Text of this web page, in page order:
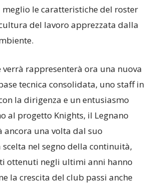
le caratteristiche del roster
del lavoro apprezzata dalla
verrà rappresenterà ora una nuova
tecnica consolidata, uno staff in
la dirigenza e un entusiasmo
al progetto Knights, il Legnano
ancora una volta dal suo
nel segno della continuità,
ottenuti negli ultimi anni hanno
la crescita del club passi anche